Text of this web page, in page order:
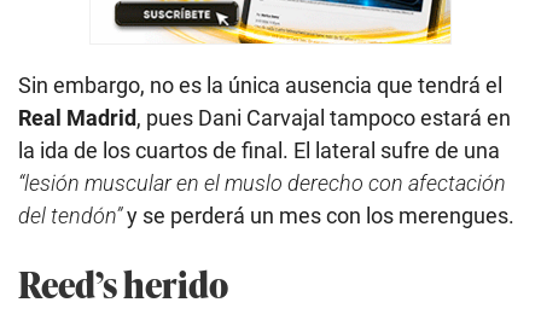
Sin embargo, no es la única ausencia que tendrá el
Real Madrid, pues Dani Carvajal tampoco estará en
la ida de los cuartos de final. El lateral sufre de una
“lesión muscular en el muslo derecho con afectación
del tendón”y se perderá un mes con los merengues.
Reed’s herido